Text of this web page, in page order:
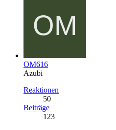
OM616
Azubi
Reaktionen
50
Beiträge
123